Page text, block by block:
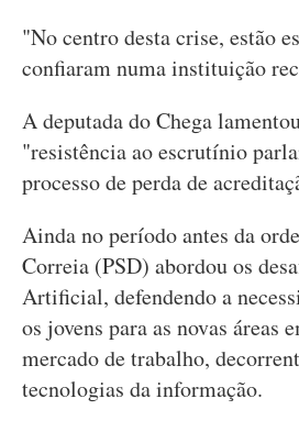
"No centro desta crise, estão
confiaram numa instituição
A deputada do Chega
"resistência ao escrutínio
processo de perda de
Ainda no período antes da
Correia (PSD) abordou os
Artificial, defendendo a
os jovens para as novas áreas
mercado de trabalho,
tecnologias da informação.